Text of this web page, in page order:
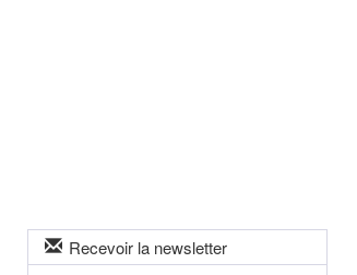
Recevoir la newsletter